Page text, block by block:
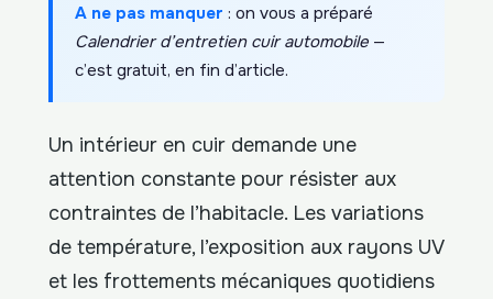
A ne pas manquer : on vous a préparé
Calendrier d’entretien cuir automobile —
c’est gratuit, en fin d’article.
Un intérieur en cuir demande une
attention constante pour résister aux
contraintes de l’habitacle. Les variations
de température, l’exposition aux rayons UV
et les frottements mécaniques quotidiens